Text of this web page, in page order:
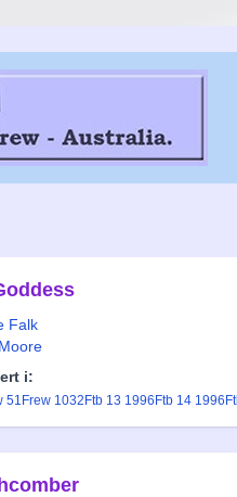
Falk
i:
51 Frew 1032 Ftb 13 1996 Ftb 14 1996